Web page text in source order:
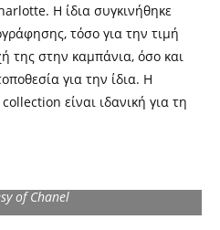
Η ίδια συγκινήθηκε
τόσο για την τιμή
της στην καμπάνια, όσο και
για την ίδια. Η
είναι ιδανική για τη
of Chanel